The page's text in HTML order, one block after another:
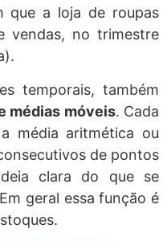
que a loja de roupas
vendas, no trimestre
temporais, também
médias móveis. Cada
média aritmética ou
de pontos
clara do que se
geral essa função é